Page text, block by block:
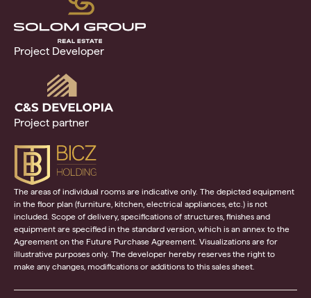
Project Developer
Project partner
The areas of individual rooms are indicative only. The depicted equipment
in the floor plan (furniture, kitchen, electrical appliances, etc.) is not
included. Scope of delivery, specifications of structures, finishes and
equipment are specified in the standard version, which is an annex to the
Agreement on the Future Purchase Agreement. Visualizations are for
illustrative purposes only. The developer hereby reserves the right to
make any changes, modifications or additions to this sales sheet.